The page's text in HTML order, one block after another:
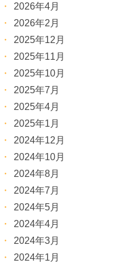
2026年4月
2026年2月
2025年12月
2025年11月
2025年10月
2025年7月
2025年4月
2025年1月
2024年12月
2024年10月
2024年8月
2024年7月
2024年5月
2024年4月
2024年3月
2024年1月